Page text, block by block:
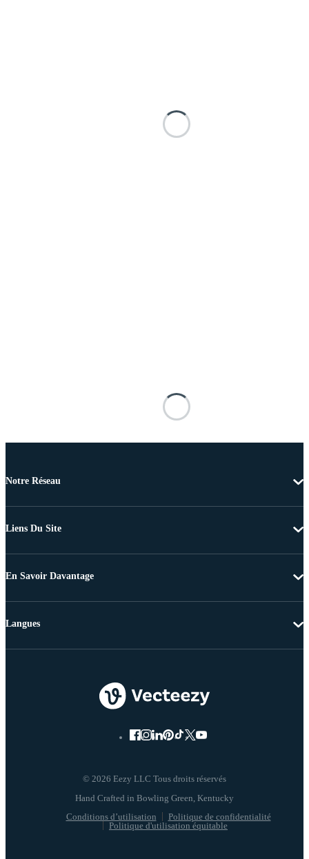
Notre Réseau
Liens Du Site
En Savoir Davantage
© 2026 Eezy LLC Tous droits réservés
Conditions d’utilisation
Politique de confidentialité
Politique d'utilisation équitable
Langues